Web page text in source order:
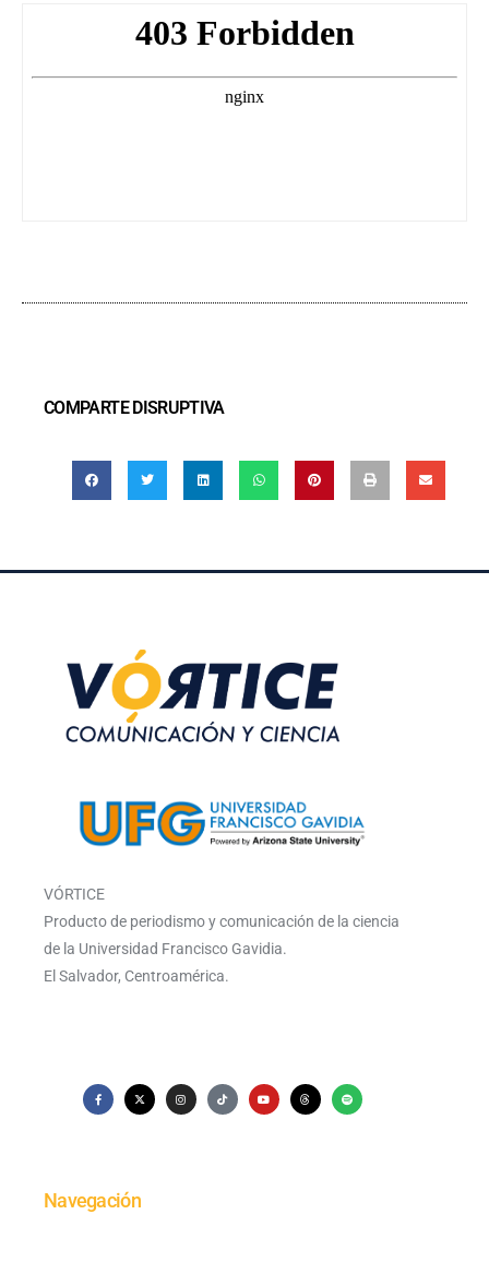
COMPARTE DISRUPTIVA
VÓRTICE
Producto de periodismo y comunicación de la ciencia
de la Universidad Francisco Gavidia.
El Salvador, Centroamérica.
Navegación